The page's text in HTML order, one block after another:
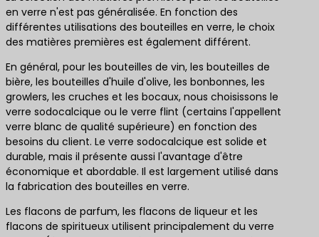
en verre n'est pas généralisée. En fonction des
différentes utilisations des bouteilles en verre, le choix
des matières premières est également différent.
En général, pour les bouteilles de vin, les bouteilles de
bière, les bouteilles d'huile d'olive, les bonbonnes, les
growlers, les cruches et les bocaux, nous choisissons le
verre sodocalcique ou le verre flint (certains l'appellent
verre blanc de qualité supérieure) en fonction des
besoins du client. Le verre sodocalcique est solide et
durable, mais il présente aussi l'avantage d'être
économique et abordable. Il est largement utilisé dans
la fabrication des bouteilles en verre.
Les flacons de parfum, les flacons de liqueur et les
flacons de spiritueux utilisent principalement du verre